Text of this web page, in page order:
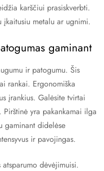
karščiui prasiskverbti.
įkaitusiu metalu ar ugnimi.
gaminant
ir patogumu. Šis
rankai. Ergonomiška
įrankius. Galėsite tvirtai
Pirštinė yra pakankamai ilga
gaminant didelėse
ir pavojingas.
dėvėjimuisi.